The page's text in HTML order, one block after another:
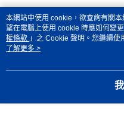
熱門標籤
本網站中使用 cookie，欲查詢有關
望在電腦上使用 cookie 時應如何變
權條款 」之 Cookie 聲明。您繼續
用條款之 Cookie 聲明使用 cookie。
了解更多 >